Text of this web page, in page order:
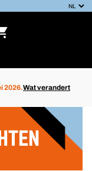
2026.Wat verandert